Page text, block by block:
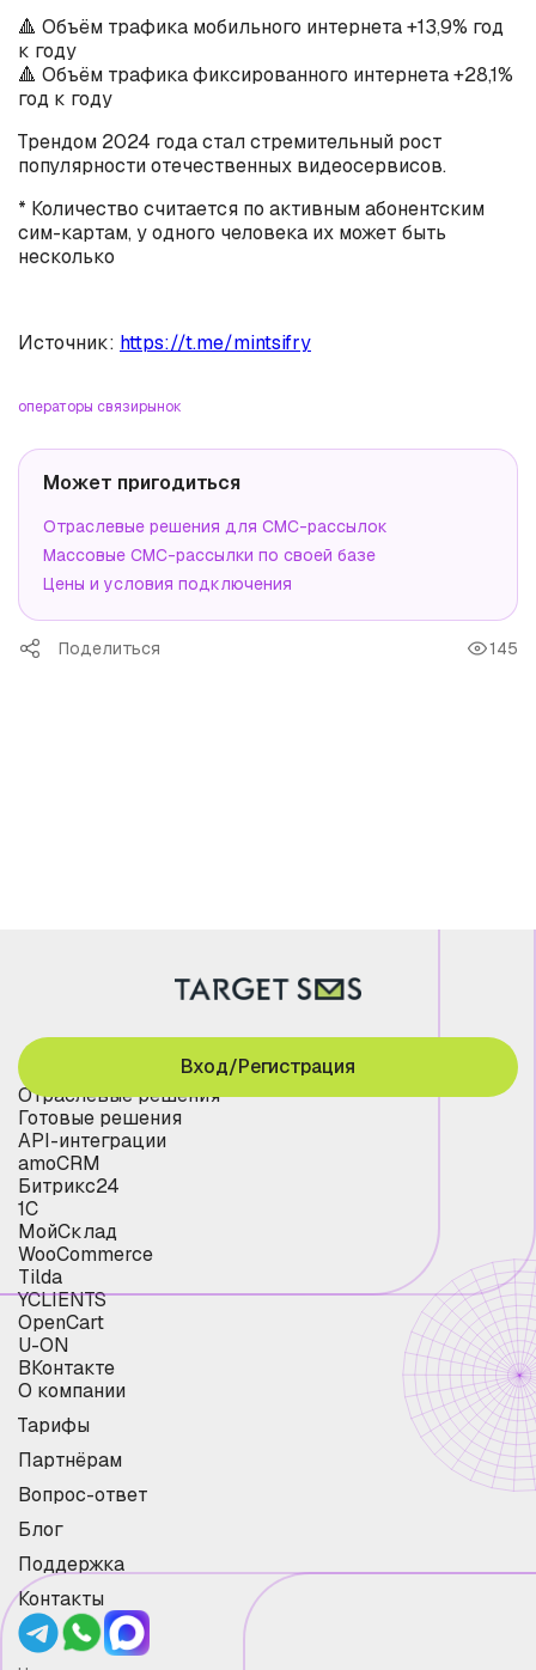
🔺 Объём трафика мобильного интернета +13,9% год
к году
🔺 Объём трафика фиксированного интернета +28,1%
год к году
Трендом 2024 года стал стремительный рост
популярности отечественных видеосервисов.
* Количество считается по активным абонентским
сим-картам, у одного человека их может быть
несколько
Источник: https://t.me/mintsifry
операторы связирынок
Может пригодиться
Отраслевые решения для СМС-рассылок
Массовые СМС-рассылки по своей базе
Цены и условия подключения
Поделиться 145
Отраслевые решения
Готовые решения
API-интеграции
amoCRM
Битрикс24
1С
МойСклад
WooCommerce
Tilda
YCLIENTS
OpenCart
U-ON
ВКонтакте
О компании
Тарифы
Партнёрам
Вопрос-ответ
Блог
Поддержка
Контакты
Вход/Регистрация